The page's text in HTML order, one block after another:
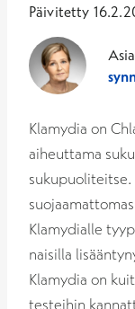
Päivitetty
Klamydia on
aiheuttama
Klamydialle
naisilla
Klamydia on
testeihin